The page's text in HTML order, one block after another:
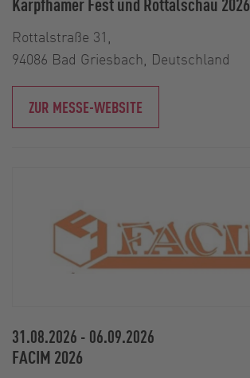
Rottalstraße 31,
94086 Bad Griesbach, Deutschland
ZUR MESSE-WEBSITE
31.08.2026 - 06.09.2026
FACIM 2026